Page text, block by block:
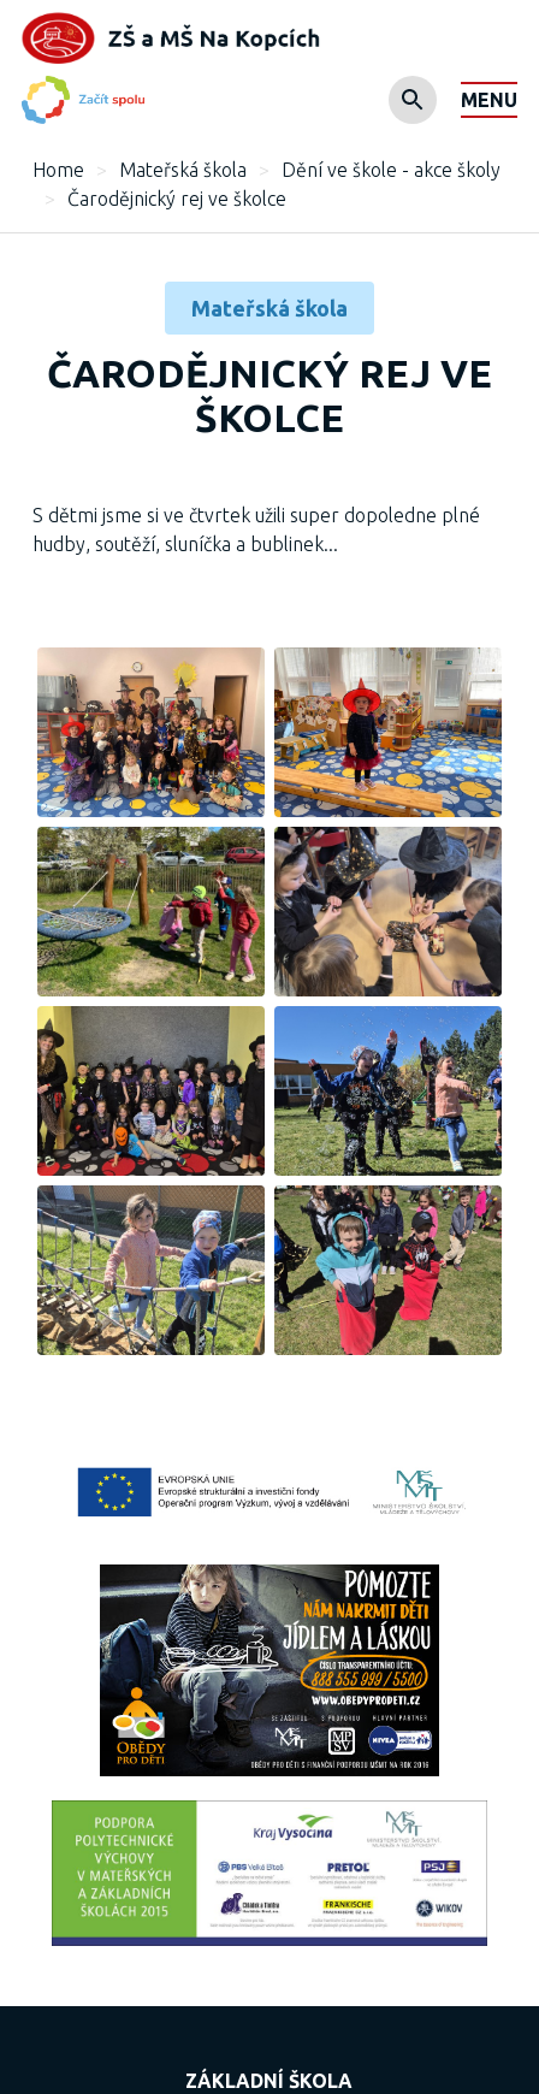
MENU
Home > Mateřská škola >
Dění ve škole - akce školy
>
Čarodějnický rej ve školce
Mateřská škola
ČARODĚJNICKÝ REJ VE
ŠKOLCE
S dětmi jsme si ve čtvrtek užili super dopoledne plné
hudby, soutěží, sluníčka a bublinek...
ZÁKLADNÍ ŠKOLA